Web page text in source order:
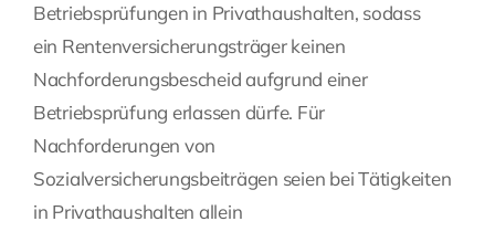
Betriebsprüfungen in Privathaushalten, sodass
ein Rentenversicherungsträger keinen
Nachforderungsbescheid aufgrund einer
Betriebsprüfung erlassen dürfe. Für
Nachforderungen von
Sozialversicherungsbeiträgen seien bei Tätigkeiten
in Privathaushalten allein